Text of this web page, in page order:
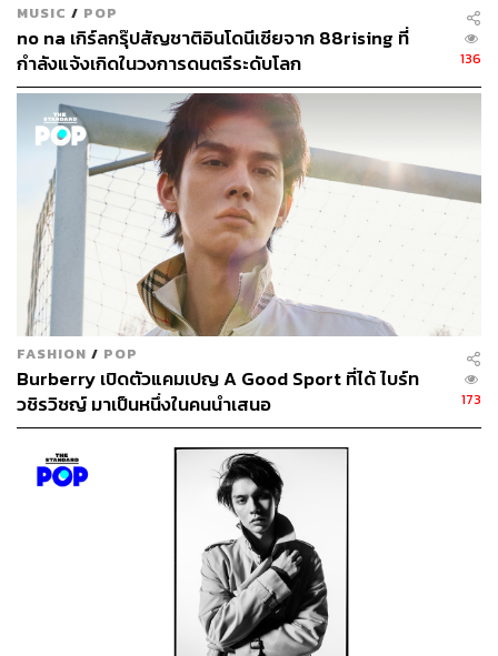
MUSIC / POP
no na เกิร์ลกรุ๊ปสัญชาติอินโดนีเซียจาก 88rising ที่
กำลังแจ้งเกิดในวงการดนตรีระดับโลก
136
FASHION / POP
Burberry เปิดตัวแคมเปญ A Good Sport ที่ได้ ไบร์ท
วชิรวิชญ์ มาเป็นหนึ่งในคนนำเสนอ
173